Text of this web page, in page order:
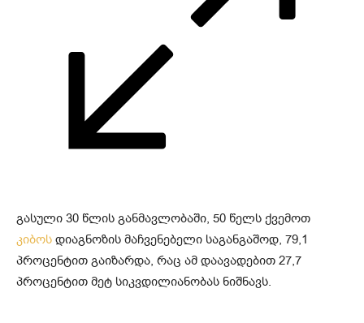
გასული 30 წლის განმავლობაში, 50 წელს ქვემოთ
კიბოს დიაგნოზის მაჩვენებელი საგანგაშოდ, 79,1
პროცენტით გაიზარდა, რაც ამ დაავადებით 27,7
პროცენტით მეტ სიკვდილიანობას ნიშნავს.